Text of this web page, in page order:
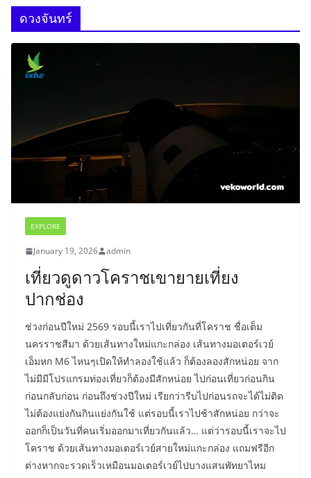
ดวงจันทร์
EXPLORE
January 19, 2026 admin
เที่ยวดูดาวโคราชเขายายเที่ยง
ปากช่อง
ช่วงก่อนปีใหม่ 2569 รอบนี้เราไปเที่ยวกันที่โคราช ชื่อเต็ม
นครราชสีมา ด้วยเส้นทางใหม่แกะกล่อง เส้นทางมอเตอร์เวย์
เอ็มหก M6 ไหนๆเปิดให้ทำลองใช้แล้ว ก็ต้องลองสักหน่อย จาก
ไม่มีมีโปรแกรมท่องเที่ยวก็ต้องมีสักหน่อย ไปก่อนเที่ยวก่อนกิน
ก่อนกลับก่อน ก่อนถึงช่วงปีใหม่ เรียกว่ารีบไปก่อนรถจะได้ไม่ติด
ไม่ต้องแย่งกันกินแย่งกันใช้ แต่รอบนี้เราไปช้าสักหน่อย กว่าจะ
ออกก็เป็นวันที่คนเริ่มออกมาเที่ยวกันแล้ว… แต่ว่ารอบนี้เราจะไป
โคราช ด้วยเส้นทางมอเตอร์เวย์สายใหม่แกะกล่อง แถมฟรีอีก
ต่างหากจะรวดเร็วเหมือนมอเตอร์เวย์ไปบางแสนพัทยาไหม